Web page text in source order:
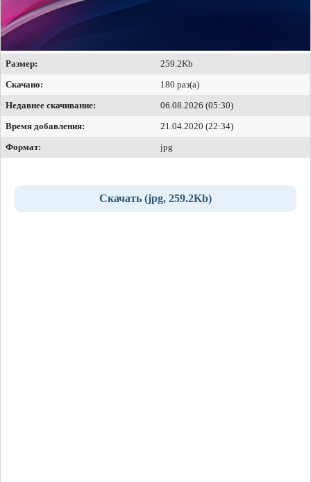
Размер:
259.2Kb
Скачано:
180 раз(а)
Недавнее скачивание:
06.08.2026 (05:30)
Время добавления:
21.04.2020 (22:34)
Формат:
jpg
Скачать (jpg, 259.2Kb)